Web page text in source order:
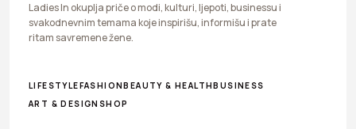
Ladies In okuplja priče o modi, kulturi, ljepoti, businessu i
svakodnevnim temama koje inspirišu, informišu i prate
ritam savremene žene.
LIFESTYLEFASHIONBEAUTY & HEALTHBUSINESS
ART & DESIGN SHOP